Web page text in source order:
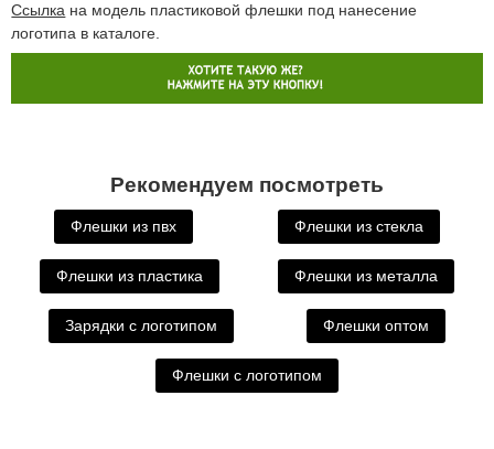
Ссылка на модель пластиковой флешки под нанесение
логотипа в каталоге.
Рекомендуем посмотреть
Флешки из пвх Флешки из стекла
Флешки из пластика Флешки из металла
Зарядки с логотипом Флешки оптом
Флешки с логотипом